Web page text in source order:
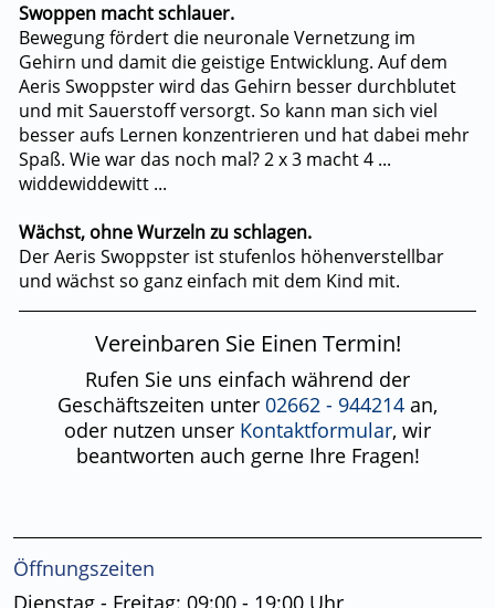
Swoppen macht schlauer.
Bewegung fördert die neuronale Vernetzung im
Gehirn und damit die geistige Entwicklung. Auf dem
Aeris Swoppster wird das Gehirn besser durchblutet
und mit Sauerstoff versorgt. So kann man sich viel
besser aufs Lernen konzentrieren und hat dabei mehr
Spaß. Wie war das noch mal? 2 x 3 macht 4 ...
widdewiddewitt ...
Wächst, ohne Wurzeln zu schlagen.
Der Aeris Swoppster ist stufenlos höhenverstellbar
und wächst so ganz einfach mit dem Kind mit.
Vereinbaren Sie Einen Termin!
Rufen Sie uns einfach während der
Geschäftszeiten unter 02662 - 944214 an,
oder nutzen unser Kontaktformular, wir
beantworten auch gerne Ihre Fragen!
Öffnungszeiten
Dienstag - Freitag: 09:00 - 19:00 Uhr